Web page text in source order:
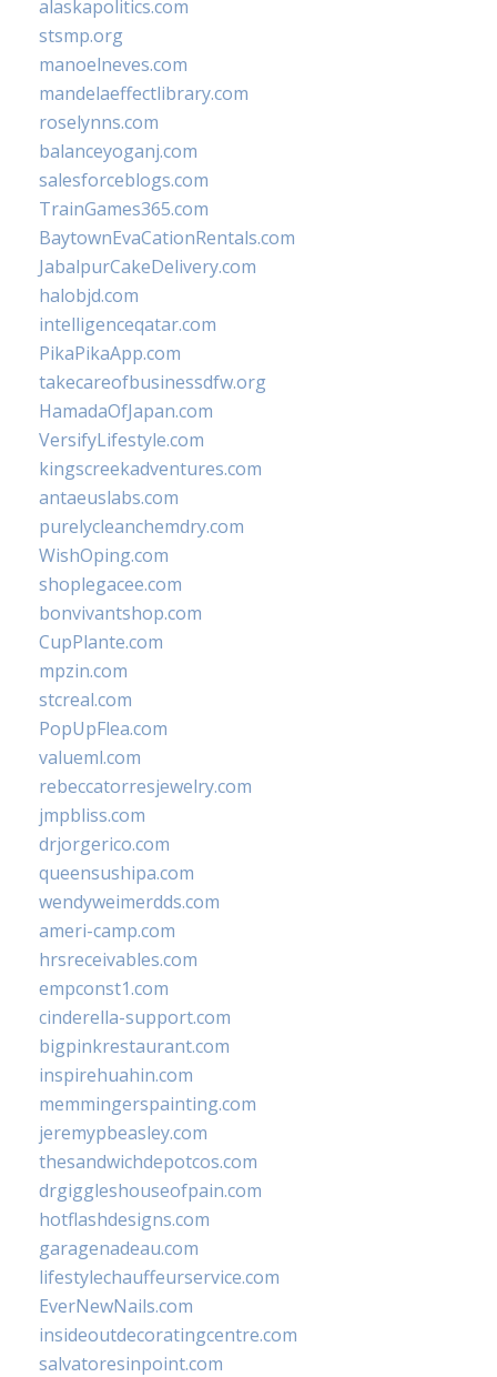
alaskapolitics.com
stsmp.org
manoelneves.com
mandelaeffectlibrary.com
roselynns.com
balanceyoganj.com
salesforceblogs.com
TrainGames365.com
BaytownEvaCationRentals.com
JabalpurCakeDelivery.com
halobjd.com
intelligenceqatar.com
PikaPikaApp.com
takecareofbusinessdfw.org
HamadaOfJapan.com
VersifyLifestyle.com
kingscreekadventures.com
antaeuslabs.com
purelycleanchemdry.com
WishOping.com
shoplegacee.com
bonvivantshop.com
CupPlante.com
mpzin.com
stcreal.com
PopUpFlea.com
valueml.com
rebeccatorresjewelry.com
jmpbliss.com
drjorgerico.com
queensushipa.com
wendyweimerdds.com
ameri-camp.com
hrsreceivables.com
empconst1.com
cinderella-support.com
bigpinkrestaurant.com
inspirehuahin.com
memmingerspainting.com
jeremypbeasley.com
thesandwichdepotcos.com
drgiggleshouseofpain.com
hotflashdesigns.com
garagenadeau.com
lifestylechauffeurservice.com
EverNewNails.com
insideoutdecoratingcentre.com
salvatoresinpoint.com